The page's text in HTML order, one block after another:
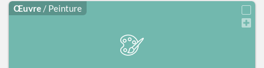
Œuvre / Peinture